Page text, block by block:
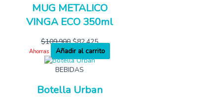
MUG METALICO
VINGA ECO 350ml
$109,900 $82,425
Ahorras
Añadir al carrito
BEBIDAS
Botella Urban